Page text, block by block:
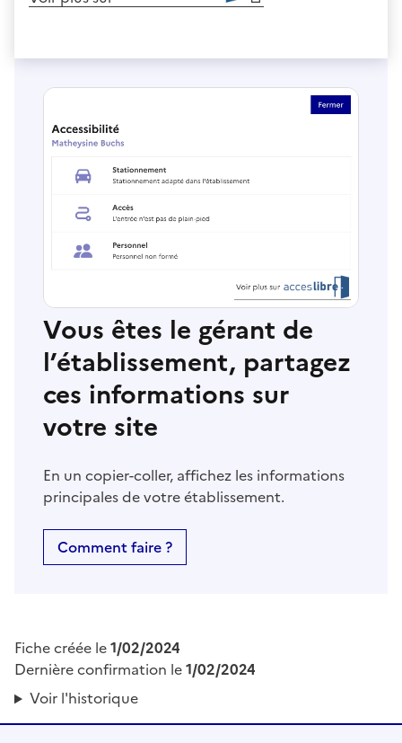
Vous êtes le gérant de
l’établissement, partagez
ces informations sur
votre site
En un copier-coller, affichez les informations
principales de votre établissement.
Comment faire ?
Fiche créée le1/02/2024
Dernière confirmation le1/02/2024
Voir l'historique